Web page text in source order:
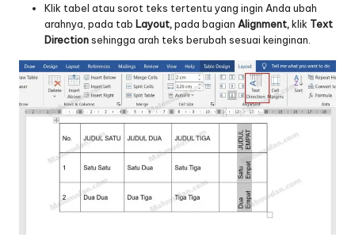
Klik tabel atau sorot teks tertentu yang ingin Anda ubah
arahnya, pada tab Layout,pada bagian Alignment,klik Text
Directionsehingga arah teks berubah sesuai keinginan.